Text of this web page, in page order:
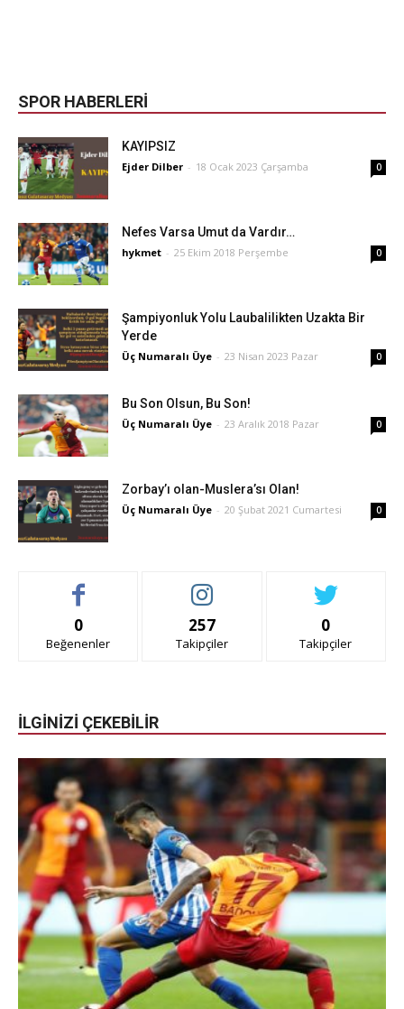
SPOR HABERLERİ
KAYIPSIZ
Ejder Dilber - 18 Ocak 2023 Çarşamba 0
Nefes Varsa Umut da Vardır…
hykmet - 25 Ekim 2018 Perşembe 0
Şampiyonluk Yolu Laubalilikten Uzakta Bir
Yerde
Üç Numaralı Üye - 23 Nisan 2023 Pazar 0
Bu Son Olsun, Bu Son!
Üç Numaralı Üye - 23 Aralık 2018 Pazar 0
Zorbay’ı olan-Muslera’sı Olan!
Üç Numaralı Üye - 20 Şubat 2021 Cumartesi 0
0
Beğenenler
257
Takipçiler
0
Takipçiler
İLGİNİZİ ÇEKEBİLİR